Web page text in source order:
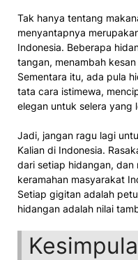
Tak hanya tentang
menyantapnya
Indonesia. Beberapa
tangan, menambah
Sementara itu, ada pula
tata cara istimewa,
elegan untuk selera yang
Jadi, jangan ragu lagi
Kalian di Indonesia.
dari setiap hidangan, dan
keramahan masyarakat
Setiap gigitan adalah
hidangan adalah nilai